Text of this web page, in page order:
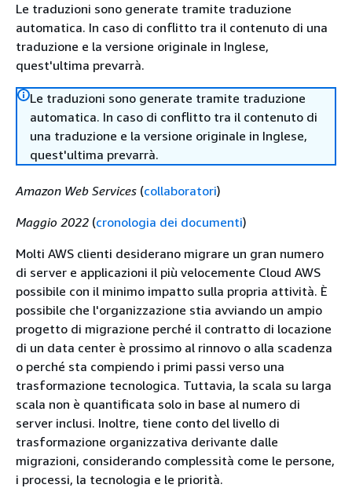
Le traduzioni sono generate tramite traduzione
automatica. In caso di conflitto tra il contenuto di una
traduzione e la versione originale in Inglese,
quest'ultima prevarrà.
Le traduzioni sono generate tramite traduzione
automatica. In caso di conflitto tra il contenuto di
una traduzione e la versione originale in Inglese,
quest'ultima prevarrà.
Amazon Web Services (collaboratori)
Maggio 2022 (cronologia dei documenti)
Molti AWS clienti desiderano migrare un gran numero
di server e applicazioni il più velocemente Cloud AWS
possibile con il minimo impatto sulla propria attività. È
possibile che l'organizzazione stia avviando un ampio
progetto di migrazione perché il contratto di locazione
di un data center è prossimo al rinnovo o alla scadenza
o perché sta compiendo i primi passi verso una
trasformazione tecnologica. Tuttavia, la scala su larga
scala non è quantificata solo in base al numero di
server inclusi. Inoltre, tiene conto del livello di
trasformazione organizzativa derivante dalle
migrazioni, considerando complessità come le persone,
i processi, la tecnologia e le priorità.